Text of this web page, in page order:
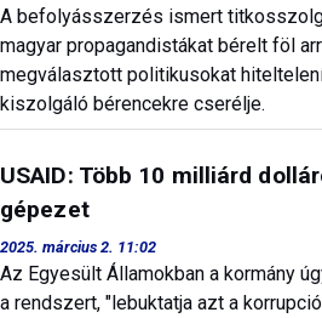
A befolyásszerzés ismert
magyar propagandistákat bérelt föl
megválasztott politikusokat
kiszolgáló bérencekre cserélje.
USAID: Több 10 milliárd
gépezet
2025. március 2. 11:02
Az Egyesült Államokban a kormány
a rendszert, "lebuktatja azt a